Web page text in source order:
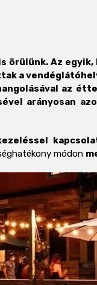
örülünk. Az
a
az
arányosan
módon